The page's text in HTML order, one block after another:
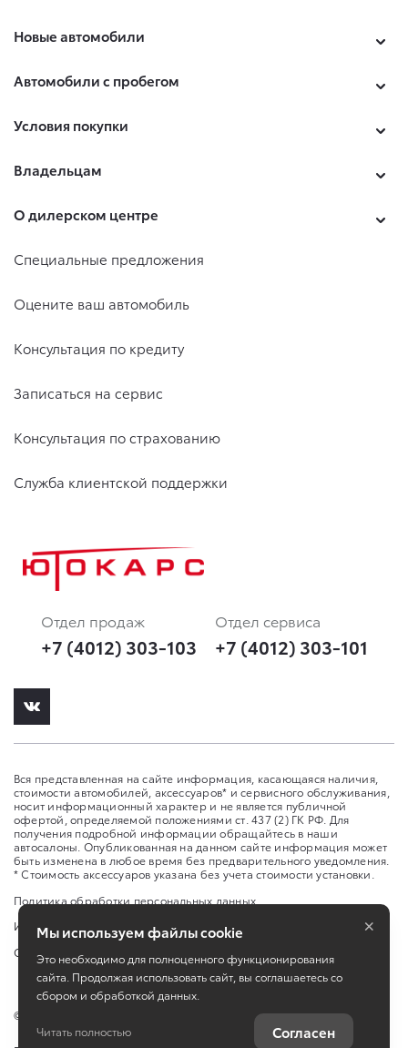
Новые автомобили
Автомобили с пробегом
Условия покупки
Владельцам
О дилерском центре
Специальные предложения
Оцените ваш автомобиль
Консультация по кредиту
Записаться на сервис
Консультация по страхованию
Служба клиентской поддержки
Отдел продаж
+7 (4012) 303-103
Отдел сервиса
+7 (4012) 303-101
Вся представленная на сайте информация, касающаяся наличия,
стоимости автомобилей, аксессуаров* и сервисного обслуживания,
носит информационный характер и не является публичной
офертой, определяемой положениями ст. 437 (2) ГК РФ. Для
получения подробной информации обращайтесь в наши
автосалоны. Опубликованная на данном сайте информация может
быть изменена в любое время без предварительного уведомления.
* Стоимость аксессуаров указана без учета стоимости установки.
Политика обработки персональных данных
Изменить настройку cookies
Сбросить cookie
©
Мы используем файлы cookie
Это необходимо для полноценного функционирования
сайта. Продолжая использовать сайт, вы соглашаетесь со
сбором и обработкой данных.
Читать полностью Согласен
×